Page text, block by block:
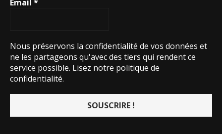
Email *
Nous préservons la confidentialité de vos données et
ne les partageons qu'avec des tiers qui rendent ce
service possible. Lisez notre politique de
confidentialité.